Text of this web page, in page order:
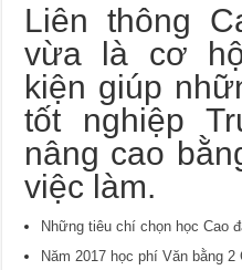
Liên thông
vừa là cơ
kiện giúp
tốt nghiệp
nâng cao
việc làm.
Những tiêu chí chọn học Cao
Năm 2017 học phí Văn bằng